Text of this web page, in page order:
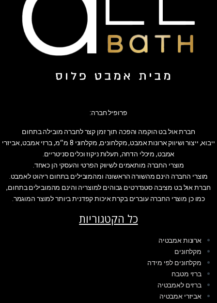
פרופיל חברה:
חברת אול בט הוקמה והפכה תוך זמן קצר לחברה מובילה בתחום
ייבוא, ייצור ושיווק ארונות אמבט, מקלחונים, מקלחוני 8 מ״מ, ברזי אמבט, אביזרי
אמבט, מיכלי הדחה, תעלות ניקוז וכלים סניטריים.
מוצרי החברה מותאמים לשיווק הפרטי והעסקי הן כאחד.
מוצרי החברה הינם מהשורה הראשונה ומהמובילים בתחום ריהוט לאמבט.
חברת אול בט מציבה סטנדרטים גבוהים למוצריה והינם מהמובילים בתחום,
כמו כן מוצרי החברה עוברים בקרת איכות קפדנית ביותר למוצר המוגמר.
כל הקטגוריות
ארונות אמבטיה
מקלחונים
מקלחונים לפי מידה
ברזי מטבח
ברזים לאמבטיה
אביזרי אמבטיה